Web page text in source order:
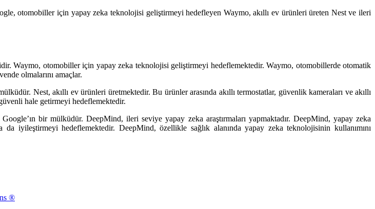
otomobiller için yapay zeka teknolojisi geliştirmeyi hedefleyen Waymo, akıllı ev ürünleri üreten Nest ve ileri
Waymo, otomobiller için yapay zeka teknolojisi geliştirmeyi hedeflemektedir. Waymo, otomobillerde otomatik
olmalarını amaçlar.
Nest, akıllı ev ürünleri üretmektedir. Bu ürünler arasında akıllı termostatlar, güvenlik kameraları ve akıllı
hale getirmeyi hedeflemektedir.
bir mülküdür. DeepMind, ileri seviye yapay zeka araştırmaları yapmaktadır. DeepMind, yapay zeka
iyileştirmeyi hedeflemektedir. DeepMind, özellikle sağlık alanında yapay zeka teknolojisinin kullanımını
®